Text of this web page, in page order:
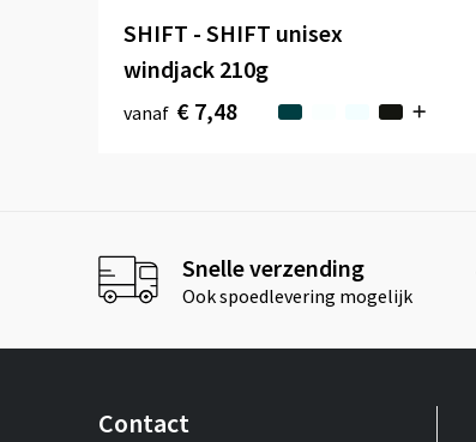
SHIFT - SHIFT unisex
windjack 210g
vanaf € 7,48
Snelle verzending
Ook spoedlevering mogelijk
Contact